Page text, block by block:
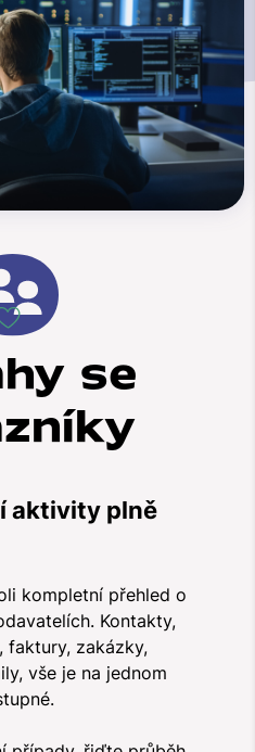
se
aktivity plně
kompletní přehled o
Kontakty,
faktury, zakázky,
vše je na jednom